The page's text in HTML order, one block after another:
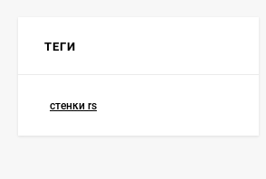
ТЕГИ
стенки rs